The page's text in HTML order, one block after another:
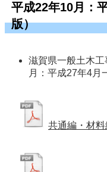
平成22年10月：
版）
滋賀県一般土木
月：平成27年4月
共通編・材